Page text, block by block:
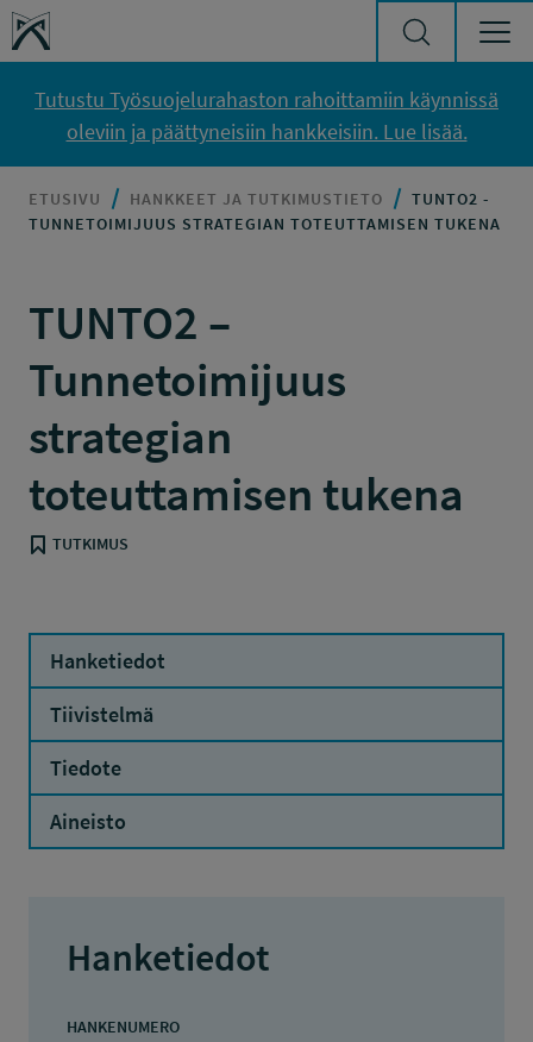
Siirry sisältöön
Työsuojelurahasto
Tutustu Työsuojelurahaston rahoittamiin käynnissä
oleviin ja päättyneisiin hankkeisiin. Lue lisää.
ETUSIVU HANKKEET JA TUTKIMUSTIETO
TUNTO2 -
TUNNETOIMIJUUS STRATEGIAN TOTEUTTAMISEN TUKENA
TUNTO2 –
Tunnetoimijuus
strategian
toteuttamisen tukena
TUTKIMUS
Hanketiedot
Tiivistelmä
Tiedote
Aineisto
Hanketiedot
HANKENUMERO